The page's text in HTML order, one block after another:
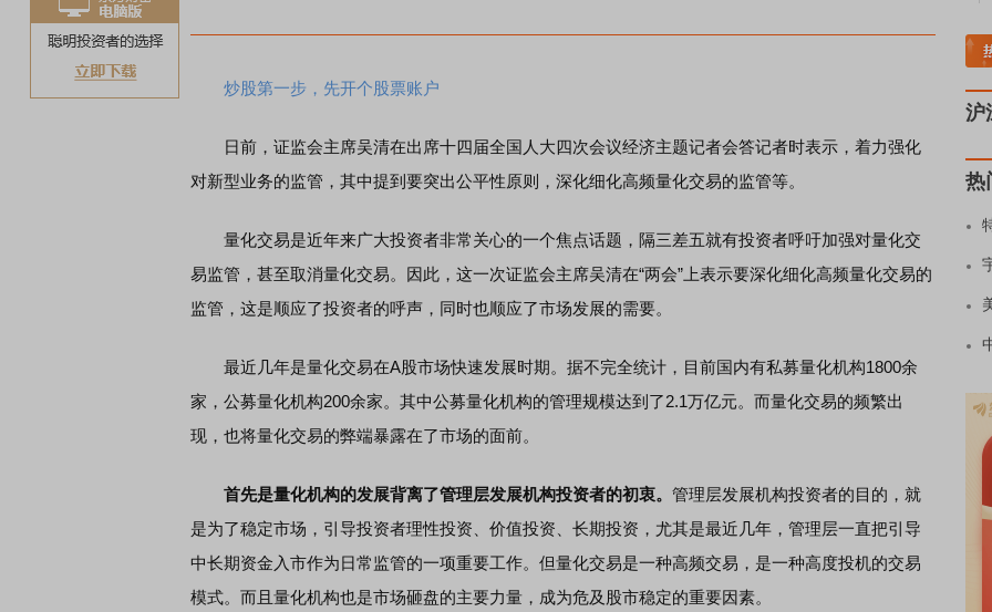
炒股第一步，先开个股票账户
日前，证监会主席吴清在出席十四届全国人大四次会议经济主题记者会答记者时表示，着力强化
对新型业务的监管，其中提到要突出公平性原则，深化细化高频量化交易的监管等。
量化交易是近年来广大投资者非常关心的一个焦点话题，隔三差五就有投资者呼吁加强对量化交
易监管，甚至取消量化交易。因此，这一次证监会主席吴清在“两会”上表示要深化细化高频量化交易的
监管，这是顺应了投资者的呼声，同时也顺应了市场发展的需要。
最近几年是量化交易在A股市场快速发展时期。据不完全统计，目前国内有私募量化机构1800余
家，公募量化机构200余家。其中公募量化机构的管理规模达到了2.1万亿元。而量化交易的频繁出
现，也将量化交易的弊端暴露在了市场的面前。
首先是量化机构的发展背离了管理层发展机构投资者的初衷。 管理层发展机构投资者的目的，就
是为了稳定市场，引导投资者理性投资、价值投资、长期投资，尤其是最近几年，管理层一直把引导
中长期资金入市作为日常监管的一项重要工作。但量化交易是一种高频交易，是一种高度投机的交易
模式。而且量化机构也是市场砸盘的主要力量，成为危及股市稳定的重要因素。
A股估值分析
沪
热